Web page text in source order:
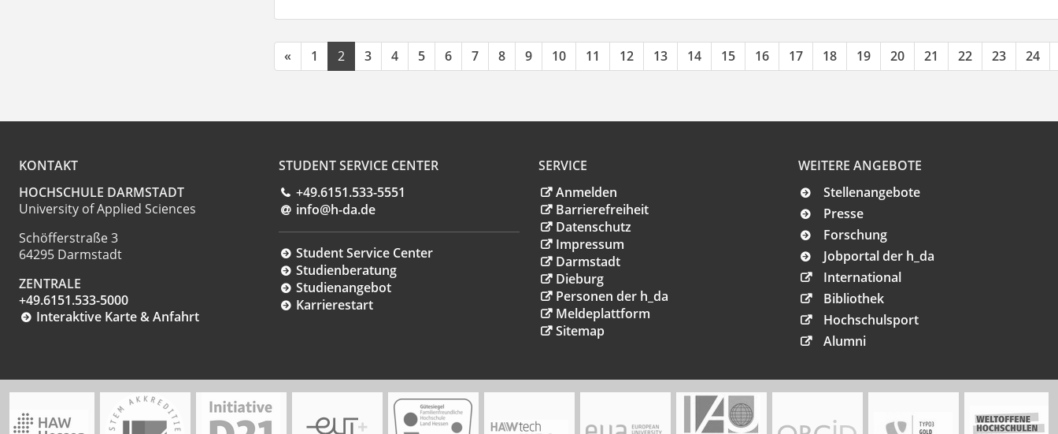
« 1 2 3 4 5 6 7 8 9 10 11 12 13 14 15 16 17 18 19 20 21 22 23 24
KONTAKT
HOCHSCHULE DARMSTADT
University of Applied Sciences
Schöfferstraße 3
64295 Darmstadt
ZENTRALE
+49.6151.533-5000
Interaktive Karte & Anfahrt
STUDENT SERVICE CENTER
+49.6151.533-5551
info@h-da.de
Student Service Center
Studienberatung
Studienangebot
Karrierestart
SERVICE
Anmelden
Barrierefreiheit
Datenschutz
Impressum
Darmstadt
Dieburg
Personen der h_da
Meldeplattform
Sitemap
WEITERE ANGEBOTE
Stellenangebote
Presse
Forschung
Jobportal der h_da
International
Bibliothek
Hochschulsport
Alumni